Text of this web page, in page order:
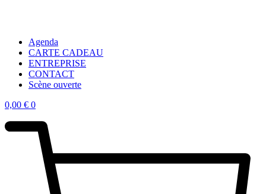
Agenda
CARTE CADEAU
ENTREPRISE
CONTACT
Scène ouverte
0,00 € 0